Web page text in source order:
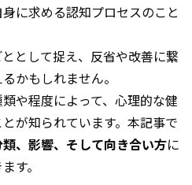
に求める認知プロセスのこと
として捉え、反省や改善に繋
かもしれません。
や程度によって、心理的な健
が知られています。本記事で
、影響、そして向き合い方に
す。